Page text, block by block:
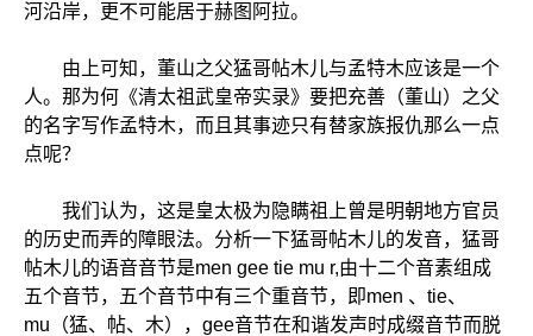
河沿岸，更不可能居于赫图阿拉。
由上可知，董山之父猛哥帖木儿与孟特木应该是一个
人。那为何《清太祖武皇帝实录》要把充善（董山）之父
的名字写作孟特木，而且其事迹只有替家族报仇那么一点
点呢？
我们认为，这是皇太极为隐瞒祖上曾是明朝地方官员
的历史而弄的障眼法。分析一下猛哥帖木儿的发音，猛哥
帖木儿的语音音节是men gee tie mu r,由十二个音素组成
五个音节，五个音节中有三个重音节，即men 、tie、
mu（猛、帖、木），gee音节在和谐发声时成缀音节而脱